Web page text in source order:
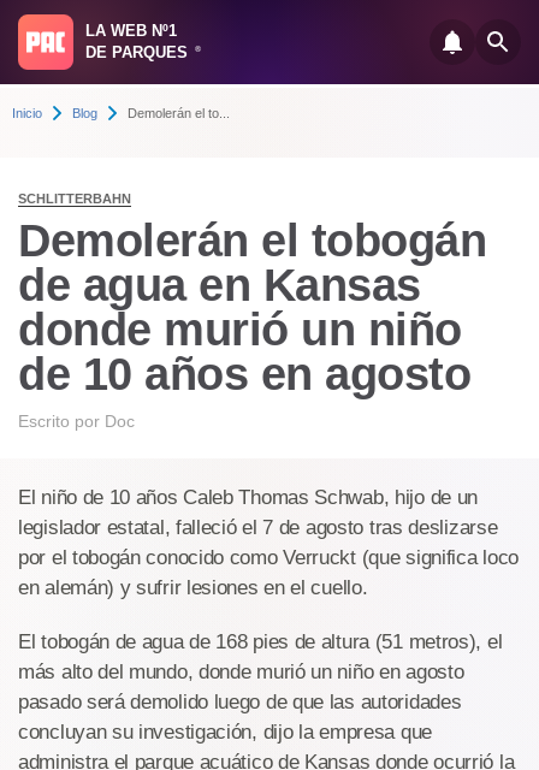
LA WEB Nº1
DE PARQUES
®
Inicio Blog Demolerán el to...
SCHLITTERBAHN
Demolerán el tobogán
de agua en Kansas
donde murió un niño
de 10 años en agosto
Escrito por Doc
El niño de 10 años Caleb Thomas Schwab, hijo de un
legislador estatal, falleció el 7 de agosto tras deslizarse
por el tobogán conocido como Verruckt (que significa loco
en alemán) y sufrir lesiones en el cuello.
El tobogán de agua de 168 pies de altura (51 metros), el
más alto del mundo, donde murió un niño en agosto
pasado será demolido luego de que las autoridades
concluyan su investigación, dijo la empresa que
administra el parque acuático de Kansas donde ocurrió la